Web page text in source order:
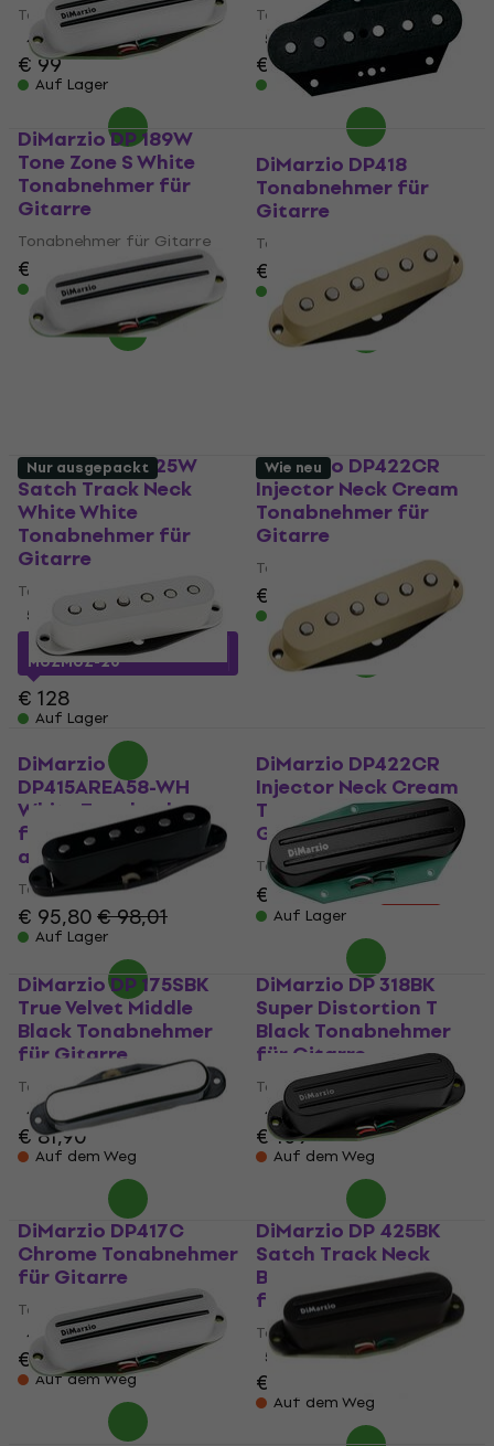
Tonabnehmer für Gitarre
4,8
€ 99
Auf Lager
Tonabnehmer für Gitarre
5 /5
€ 110
Auf Lager
DiMarzio DP 189W
Tone Zone S White
Tonabnehmer für
Gitarre
Tonabnehmer für Gitarre
€ 109
Auf Lager
DiMarzio DP418
Tonabnehmer für
Gitarre
Tonabnehmer für Gitarre
€ 109
Auf Lager
DiMarzio DP 425W
Satch Track Neck
White White
Tonabnehmer für
Gitarre
Tonabnehmer für Gitarre
5
€ 102,29mit dem Code
MUZMUZ-20
€ 128
Auf Lager
DiMarzio DP422CR
Injector Neck Cream
Tonabnehmer für
Gitarre
Tonabnehmer für Gitarre
€ 159 € 161
Auf Lager
Nur ausgepackt
DiMarzio
DP415AREA58-WH
White Tonabnehmer
für Gitarre (Nur
ausgepackt)
Tonabnehmer für Gitarre
€ 95,80€ 98,01
Auf Lager
Wie neu
DiMarzio DP422CR
Injector Neck Cream
Tonabnehmer für
Gitarre (Wie neu)
Tonabnehmer für Gitarre
€ 118€ 137
- 14 %
Auf Lager
DiMarzio DP 175SBK
True Velvet Middle
Black Tonabnehmer
für Gitarre
Tonabnehmer für Gitarre
4,8/5
€ 81,90
Auf dem Weg
DiMarzio DP 318BK
Super Distortion T
Black Tonabnehmer
für Gitarre
Tonabnehmer für Gitarre
4,9/5
€ 109
Auf dem Weg
DiMarzio DP417C
Chrome Tonabnehmer
für Gitarre
Tonabnehmer für Gitarre
4,7 /5
€ 114
Auf dem Weg
DiMarzio DP 425BK
Satch Track Neck
Black Tonabnehmer
für Gitarre
Tonabnehmer für Gitarre
5/5
€ 129
Auf dem Weg